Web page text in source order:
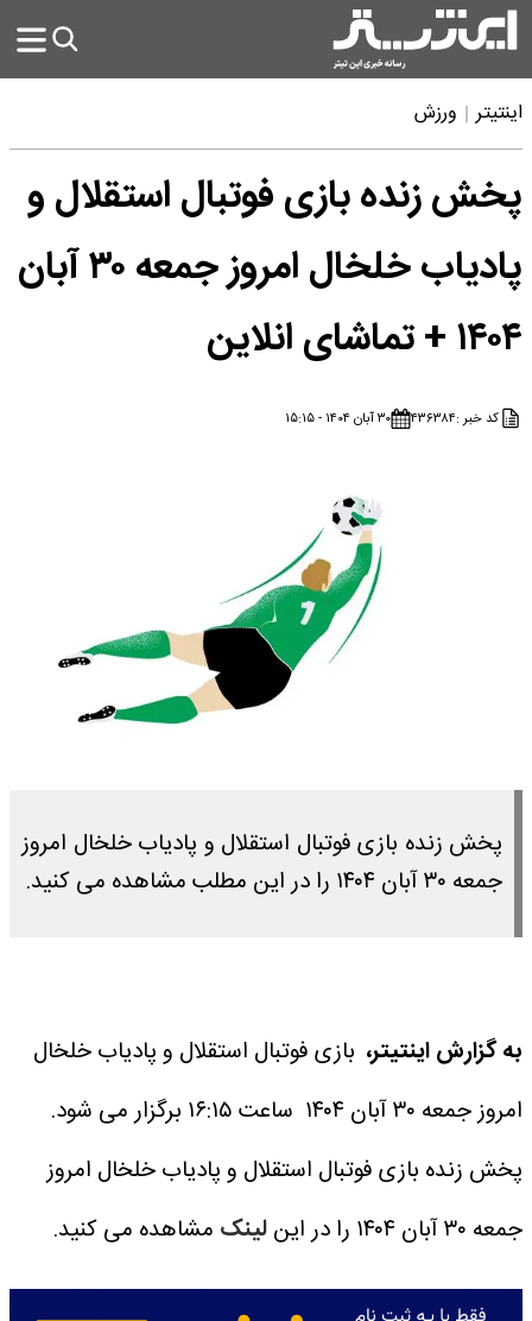
اینتیتر ورزش
پخش زنده بازی فوتبال استقلال و
پادیاب خلخال امروز جمعه ۳۰ آبان
۱۴۰۴ + تماشای انلاین
کد خبر :۴۳۶۳۸۴ ۳۰ آبان ۱۴۰۴ - ۱۵:۱۵
پخش زنده بازی فوتبال استقلال و پادیاب خلخال امروز
جمعه ۳۰ آبان ۱۴۰۴ را در این مطلب مشاهده می کنید.
به گزارش اینتیتر، بازی فوتبال استقلال و پادیاب خلخال
امروز جمعه ۳۰ آبان ۱۴۰۴ ساعت ۱۶:۱۵ برگزار می شود.
پخش زنده بازی فوتبال استقلال و پادیاب خلخال امروز
جمعه ۳۰ آبان ۱۴۰۴ را در این
لینک مشاهده می کنید.